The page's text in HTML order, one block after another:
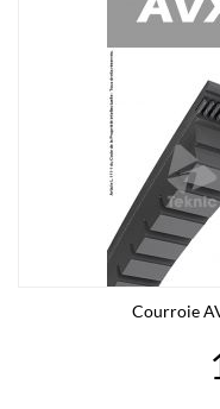
Courroie